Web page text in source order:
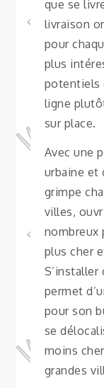
que se
livraison
pour
plus
potentiels
ligne
sur place.
Avec une
urbaine et
grimpe
villes,
nombreux
plus cher
permet
pour son
se
moins
grandes